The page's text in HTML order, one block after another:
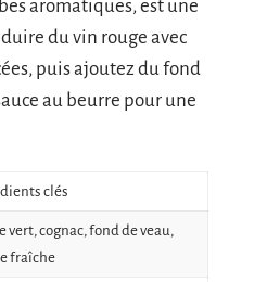
aromatiques, est une
du vin rouge avec
puis ajoutez du fond
au beurre pour une
clés
vert, cognac, fond de veau,
fraîche